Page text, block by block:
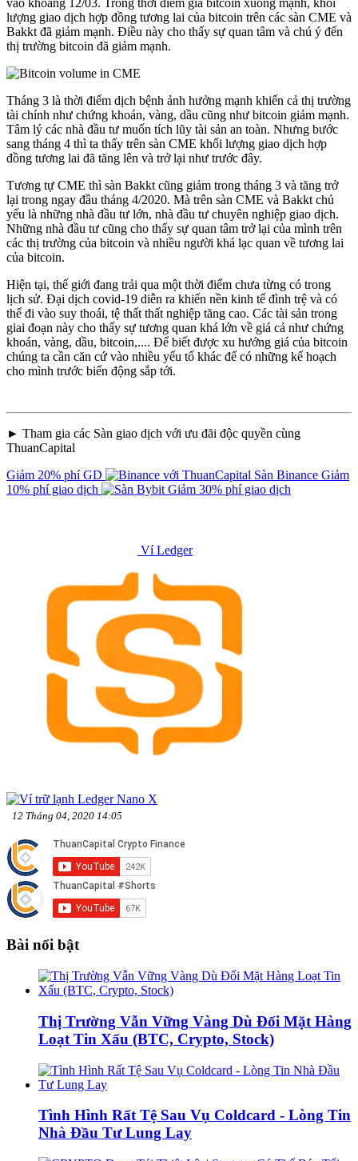
lượng giao dịch hợp đồng tương lai của bitcoin trên các sàn CME và
Bakkt đã giảm mạnh. Điều này cho thấy sự quan tâm và chú ý đến
thị trường bitcoin đã giảm mạnh.
Tháng 3 là thời điểm dịch bệnh ảnh hưởng mạnh khiến cả thị trường
tài chính như chứng khoán, vàng, dầu cũng như bitcoin giảm mạnh.
Tâm lý các nhà đầu tư muốn tích lũy tài sản an toàn. Nhưng bước
sang tháng 4 thì ta thấy trên sàn CME khối lượng giao dịch hợp
đồng tương lai đã tăng lên và trở lại như trước đây.
Tương tự CME thì sàn Bakkt cũng giảm trong tháng 3 và tăng trở
lại trong ngay đầu tháng 4/2020. Mà trên sàn CME và Bakkt chủ
yếu là những nhà đầu tư lớn, nhà đầu tư chuyên nghiệp giao dịch.
Những nhà đầu tư cũng cho thấy sự quan tâm trở lại của mình trên
các thị trường của bitcoin và nhiều người khá lạc quan về tương lai
của bitcoin.
Hiện tại, thế giới đang trải qua một thời điểm chưa từng có trong
lịch sử. Đại dịch covid-19 diễn ra khiến nền kinh tế đình trệ và có
thể đi vào suy thoái, tệ thất thất nghiệp tăng cao. Các tài sản trong
giai đoạn này cho thấy sự tương quan khá lớn về giá cả như chứng
khoán, vàng, dầu, bitcoin,.... Để biết được xu hướng giá của bitcoin
chúng ta cần căn cứ vào nhiều yếu tố khác để có những kế hoạch
cho mình trước biến động sắp tới.
► Tham gia các Sàn giao dịch với ưu đãi độc quyền cùng
ThuanCapital
Giảm 20% phí GD
Sàn Binance Giảm
10% phí giao dịch
Giảm 30% phí giao dịch
Ví Ledger
12 Tháng 04, 2020 14:05
Bài nổi bật
Thị Trường Vẫn Vững Vàng Dù Đối Mặt Hàng
Loạt Tin Xấu (BTC, Crypto, Stock)
Tình Hình Rất Tệ Sau Vụ Coldcard - Lòng Tin
Nhà Đầu Tư Lung Lay